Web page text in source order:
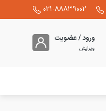
021-88839002
ورود / عضویت
ویرایش